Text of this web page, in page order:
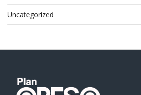
Uncategorized